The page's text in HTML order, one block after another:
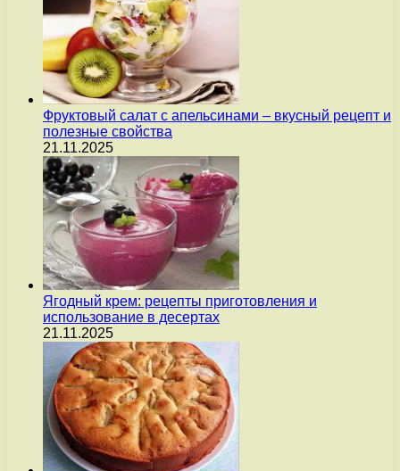
Фруктовый салат с апельсинами – вкусный рецепт и
полезные свойства
21.11.2025
Ягодный крем: рецепты приготовления и
использование в десертах
21.11.2025